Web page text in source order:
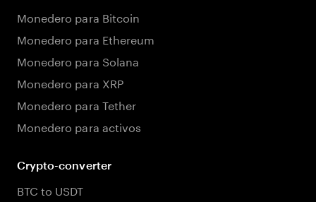
Monedero para Bitcoin
Monedero para Ethereum
Monedero para Solana
Monedero para XRP
Monedero para Tether
Monedero para activos
Crypto-converter
BTC to USDT